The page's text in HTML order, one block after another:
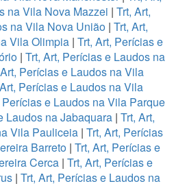
na Vila Nova Mazzei | Trt, Art,
na Vila Nova União| Trt, Art,
Vila Olimpia | Trt, Art, Perícias e
| Trt, Art, Perícias e Laudos na
Perícias e Laudos na Vila
Perícias e Laudos na Vila
Perícias e Laudos na Vila Parque
Laudos na Jabaquara | Trt, Art,
Vila Pauliceia| Trt, Art, Perícias
Barreto| Trt, Art, Perícias e
Cerca| Trt, Art, Perícias e
| Trt, Art, Perícias e Laudos na